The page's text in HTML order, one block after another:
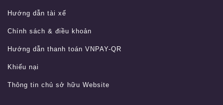
Hướng dẫn tài xế
Chính sách & điều khoản
Hướng dẫn thanh toán VNPAY-QR
Khiếu nại
Thông tin chủ sở hữu Website